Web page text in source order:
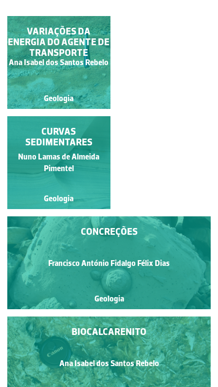
FALHA NORMAL
Ana Isabel dos Santos
Rebelo
Geologia
VARIAÇÕES DA
ENERGIA DO AGENTE DE
TRANSPORTE
Ana Isabel dos Santos Rebelo
Geologia
ESTRATOS
SEDIMENTARES
INCLINADOS
Francisca Maria Fernandes
Mendonça de Carvalho
Geologia
CONCREÇÕES
Francisco António Fidalgo Félix Dias
Geologia
BIOCALCARENITO
Ana Isabel dos Santos Rebelo
CURVAS
SEDIMENTARES
Nuno Lamas de Almeida
Pimentel
Geologia